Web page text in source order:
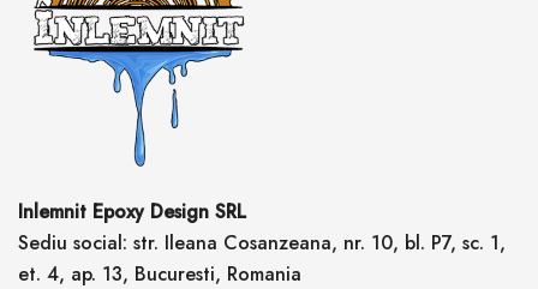
Inlemnit Epoxy Design SRL
Sediu social: str. Ileana Cosanzeana, nr. 10, bl. P7, sc. 1,
et. 4, ap. 13, Bucuresti, Romania